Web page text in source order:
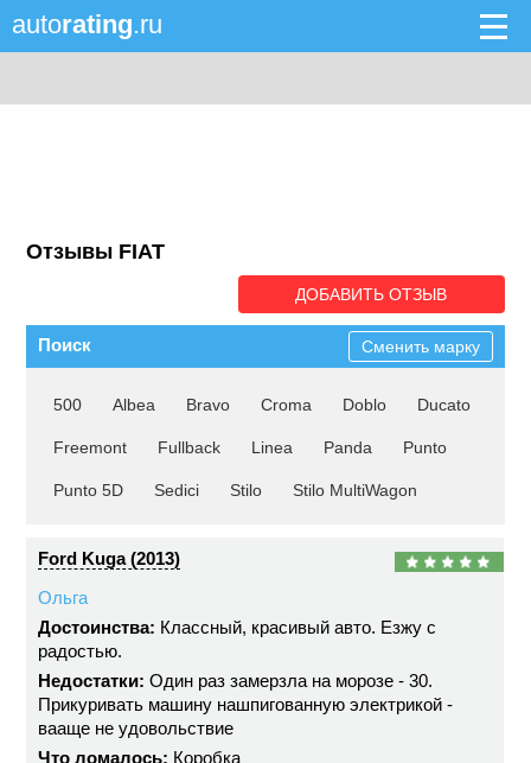
autorating.ru
Отзывы FIAT
ДОБАВИТЬ ОТЗЫВ
Поиск Сменить марку
500 Albea Bravo Croma Doblo Ducato
Freemont Fullback Linea Panda Punto
Punto 5D Sedici Stilo Stilo MultiWagon
Ford Kuga (2013)
Ольга
Достоинства: Классный, красивый авто. Езжу с
радостью.
Недостатки: Один раз замерзла на морозе - 30.
Прикуривать машину нашпигованную электрикой -
вааще не удовольствие
Что ломалось: Коробка